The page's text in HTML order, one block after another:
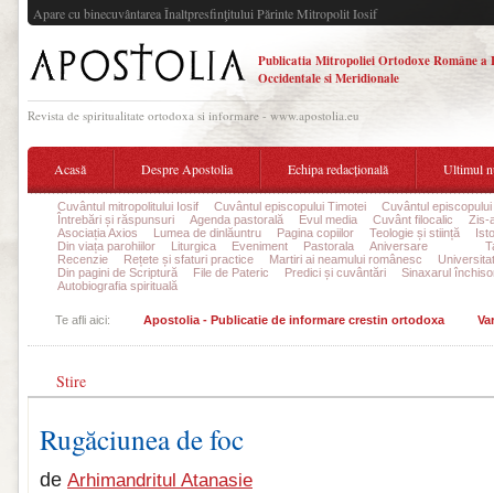
Apare cu binecuvântarea Înaltpresfinţitului Părinte Mitropolit Iosif
Publicatia Mitropoliei Ortodoxe Române a
Occidentale si Meridionale
Revista de spiritualitate ortodoxa si informare - www.apostolia.eu
Acasă Despre Apostolia Echipa redacțională Ultimul
Cuvântul mitropolitului Iosif Cuvântul episcopului Timotei
Cuvântul episcopului
Întrebări și răspunsuri
Agenda pastorală Evul media Cuvânt filocalic
Zis-
Asociația Axios
Lumea de dinlăuntru Pagina copiilor Teologie și stiință
Din viața parohiilor
Liturgica Eveniment Pastorala Aniversare
Recenzie
Rețete și sfaturi practice Martiri ai neamului românesc
Din pagini de Scriptură
File de Pateric Predici și cuvântări
Sinaxarul
Autobiografia spirituală
Te afli aici: Apostolia - Publicatie de informare crestin ortodoxa
Stire
Rugăciunea de foc
de Arhimandritul Atanasie